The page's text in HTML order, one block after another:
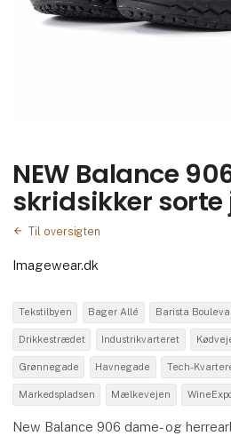
NEW Balance
skridsikker sorte
Til oversigten
Imagewear.dk
Tekstilbyen Bager Allé Barista
Drikkestrædet Industrikvarteret
Grønnegade Havnegade Tech-
Markedspladsen Mælkevejen
New Balance 906 dame- og